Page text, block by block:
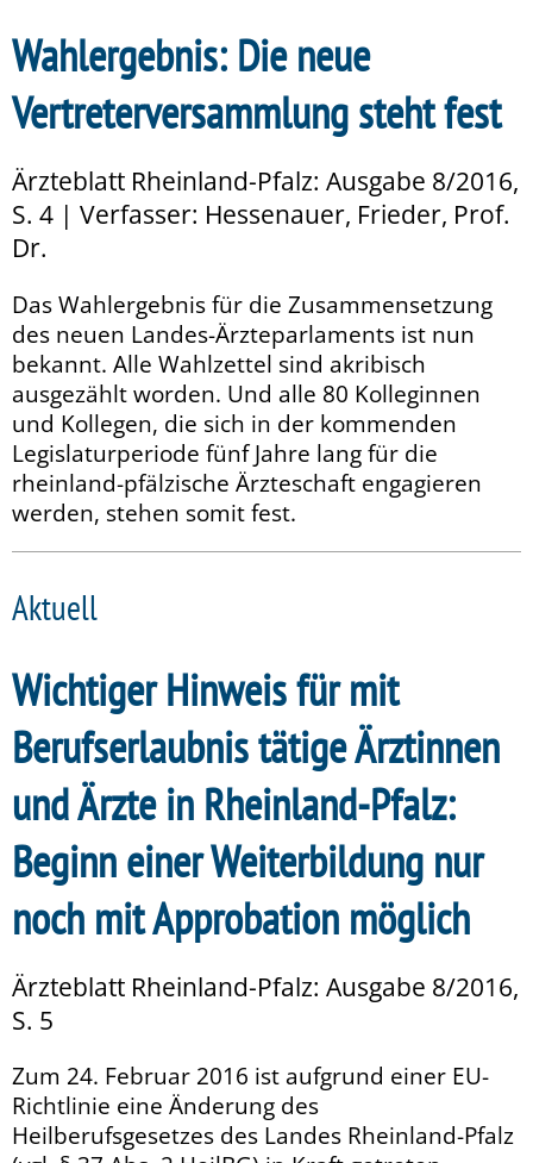
Wahlergebnis: Die neue
Vertreterversammlung steht fest
Ärzteblatt Rheinland-Pfalz: Ausgabe 8/2016,
S. 4 | Verfasser: Hessenauer, Frieder, Prof.
Dr.
Das Wahlergebnis für die Zusammensetzung
des neuen Landes-Ärzteparlaments ist nun
bekannt. Alle Wahlzettel sind akribisch
ausgezählt worden. Und alle 80 Kolleginnen
und Kollegen, die sich in der kommenden
Legislaturperiode fünf Jahre lang für die
rheinland-pfälzische Ärzteschaft engagieren
werden, stehen somit fest.
Aktuell
Wichtiger Hinweis für mit
Berufserlaubnis tätige Ärztinnen
und Ärzte in Rheinland-Pfalz:
Beginn einer Weiterbildung nur
noch mit Approbation möglich
Ärzteblatt Rheinland-Pfalz: Ausgabe 8/2016,
S. 5
Zum 24. Februar 2016 ist aufgrund einer EU-
Richtlinie eine Änderung des
Heilberufsgesetzes des Landes Rheinland-Pfalz